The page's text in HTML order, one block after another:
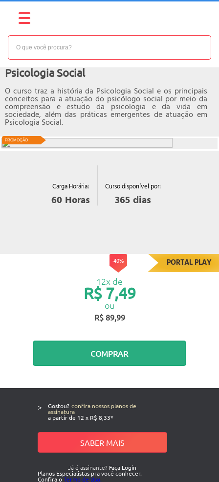
PROMOÇÃO
Carga Horária:
60 Horas
Curso disponível por:
365 dias
NÍVEL: INTERMEDIÁRIO
Psicologia Social
O curso traz a história da Psicologia Social e os principais
conceitos para a atuação do psicólogo social por meio da
compreensão e estudo da psicologia e da vida em
sociedade, além das práticas emergentes de atuação em
Psicologia Social.
-40% PORTAL PLAY
R$ 89,99
12x de
R$ 7,49
ou
COMPRAR
> Gostou? confira nossos planos de
assinatura
a partir de 12 x R$ 8,33*
SABER MAIS
Já é assinante? Faça Login
Planos Especialistas pra você conhecer.
Confira oTermo de Uso.